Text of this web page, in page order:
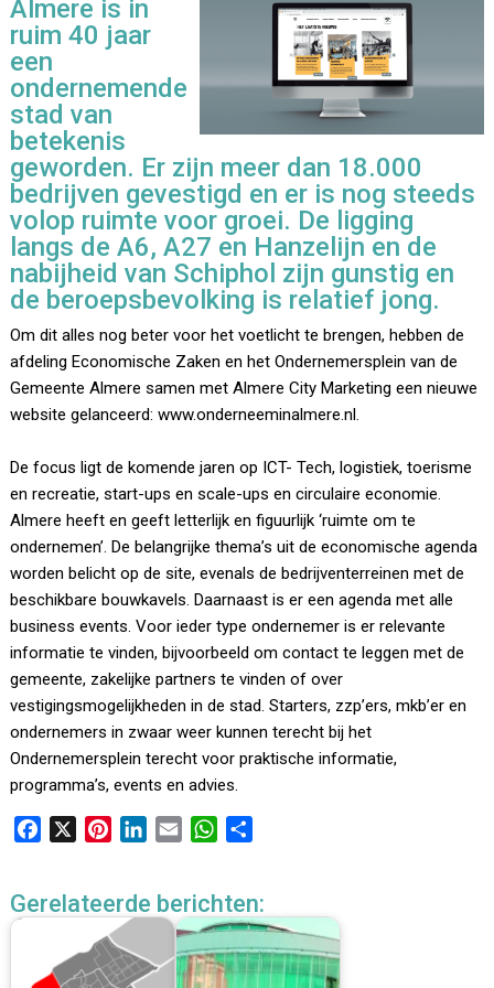
Almere is in
ruim 40 jaar
een
ondernemende
stad van
betekenis
geworden. Er zijn meer dan 18.000
bedrijven gevestigd en er is nog steeds
volop ruimte voor groei. De ligging
langs de A6, A27 en Hanzelijn en de
nabijheid van Schiphol zijn gunstig en
de beroepsbevolking is relatief jong.
Om dit alles nog beter voor het voetlicht te brengen, hebben de
afdeling Economische Zaken en het Ondernemersplein van de
Gemeente Almere samen met Almere City Marketing een nieuwe
website gelanceerd: www.onderneeminalmere.nl.
De focus ligt de komende jaren op ICT- Tech, logistiek, toerisme
en recreatie, start-ups en scale-ups en circulaire economie.
Almere heeft en geeft letterlijk en figuurlijk ‘ruimte om te
ondernemen’. De belangrijke thema’s uit de economische agenda
worden belicht op de site, evenals de bedrijventerreinen met de
beschikbare bouwkavels. Daarnaast is er een agenda met alle
business events. Voor ieder type ondernemer is er relevante
informatie te vinden, bijvoorbeeld om contact te leggen met de
gemeente, zakelijke partners te vinden of over
vestigingsmogelijkheden in de stad. Starters, zzp’ers, mkb’er en
ondernemers in zwaar weer kunnen terecht bij het
Ondernemersplein terecht voor praktische informatie,
programma’s, events en advies.
e
t
e
r
k
d
i
l
W
t
s
A
e
n
Gerelateerde berichten: